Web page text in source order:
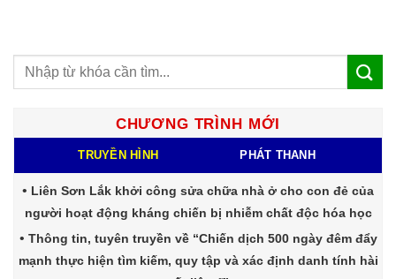
CHƯƠNG TRÌNH MỚI
TRUYỀN HÌNH PHÁT THANH
Liên Sơn Lắk khởi công sửa chữa nhà ở cho con đẻ của
người hoạt động kháng chiến bị nhiễm chất độc hóa học
Thông tin, tuyên truyền về “Chiến dịch 500 ngày đêm đẩy
mạnh thực hiện tìm kiếm, quy tập và xác định danh tính hài